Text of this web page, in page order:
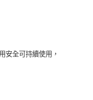
安全可持續使用，